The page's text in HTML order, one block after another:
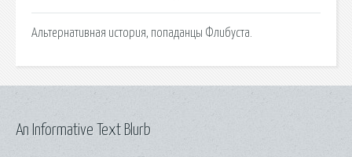
Альтернативная история, попаданцы Флибуста.
An Informative Text Blurb